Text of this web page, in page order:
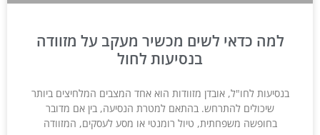
למה כדאי לשים מכשיר מעקב על מזוודה
בנסיעות לחול
בנסיעות לחו"ל, אובדן מזוודות הוא אחד המצבים המלחיצים ביותר
שיכולים להתרחש. בהתאם למטרת הנסיעה, בין אם מדובר
בחופשה משפחתית, טיול רומנטי או מסע לעסקים, המזוודה